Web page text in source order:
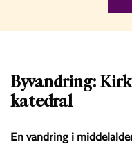
Byvandring:
katedral
En vandring i